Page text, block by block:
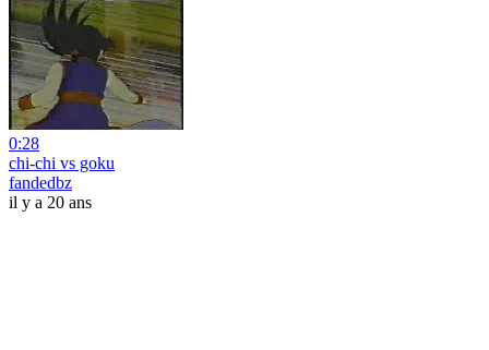
0:28
chi-chi vs goku
fandedbz
il y a 20 ans